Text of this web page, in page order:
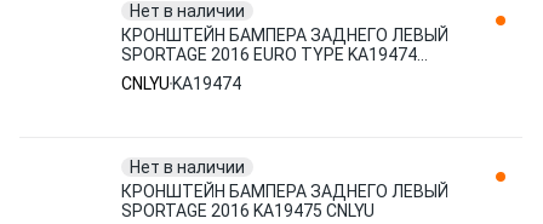
Нет в наличии
КРОНШТЕЙН БАМПЕРА ЗАДНЕГО ЛЕВЫЙ
SPORTAGE 2016 EURO TYPE KA19474
CNLYU
CNLYU KA19474
Нет в наличии
КРОНШТЕЙН БАМПЕРА ЗАДНЕГО ЛЕВЫЙ
SPORTAGE 2016 KA19475 CNLYU